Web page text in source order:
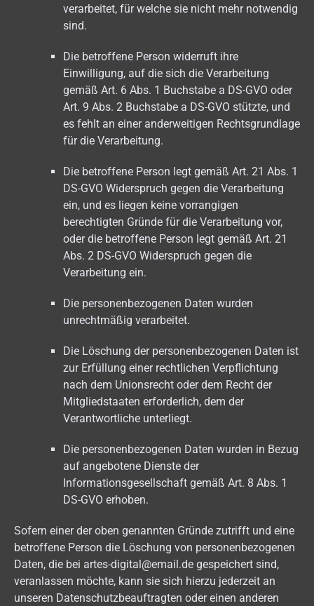
verarbeitet, für welche sie nicht mehr notwendig
sind.
Die betroffene Person widerruft ihre
Einwilligung, auf die sich die Verarbeitung
gemäß Art. 6 Abs. 1 Buchstabe a DS-GVO oder
Art. 9 Abs. 2 Buchstabe a DS-GVO stützte, und
es fehlt an einer anderweitigen Rechtsgrundlage
für die Verarbeitung.
Die betroffene Person legt gemäß Art. 21 Abs. 1
DS-GVO Widerspruch gegen die Verarbeitung
ein, und es liegen keine vorrangigen
berechtigten Gründe für die Verarbeitung vor,
oder die betroffene Person legt gemäß Art. 21
Abs. 2 DS-GVO Widerspruch gegen die
Verarbeitung ein.
Die personenbezogenen Daten wurden
unrechtmäßig verarbeitet.
Die Löschung der personenbezogenen Daten ist
zur Erfüllung einer rechtlichen Verpflichtung
nach dem Unionsrecht oder dem Recht der
Mitgliedstaaten erforderlich, dem der
Verantwortliche unterliegt.
Die personenbezogenen Daten wurden in Bezug
auf angebotene Dienste der
Informationsgesellschaft gemäß Art. 8 Abs. 1
DS-GVO erhoben.
Sofern einer der oben genannten Gründe zutrifft und eine
betroffene Person die Löschung von personenbezogenen
Daten, die bei artes-digital@email.de gespeichert sind,
veranlassen möchte, kann sie sich hierzu jederzeit an
unseren Datenschutzbeauftragten oder einen anderen